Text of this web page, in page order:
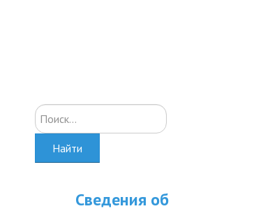
Искать...
Найти
Сведения об